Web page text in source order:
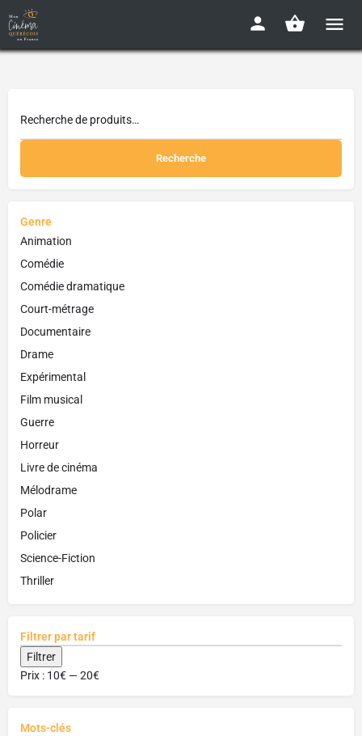
Recherche
Genre
Animation
Comédie
Comédie dramatique
Court-métrage
Documentaire
Drame
Expérimental
Film musical
Guerre
Horreur
Livre de cinéma
Mélodrame
Polar
Policier
Science-Fiction
Thriller
Filtrer par tarif
Filtrer
Prix : 10€ —20€
Mots-clés